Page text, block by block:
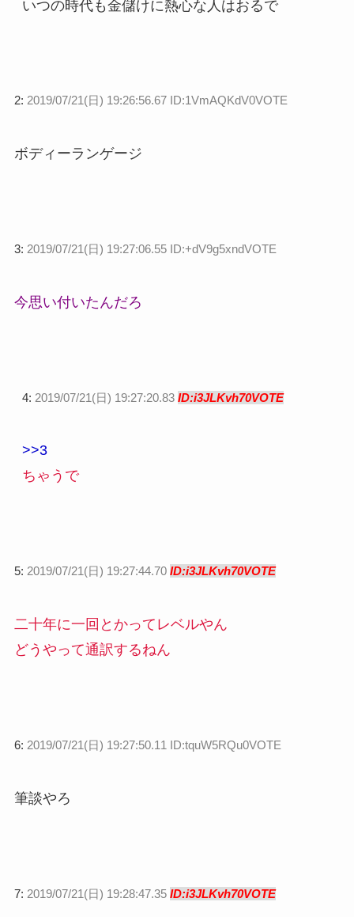
いつの時代も金儲けに熱心な人はおるで
2: 2019/07/21(日) 19:26:56.67 ID:1VmAQKdV0VOTE
ボディーランゲージ
3: 2019/07/21(日) 19:27:06.55 ID:+dV9g5xndVOTE
今思い付いたんだろ
4: 2019/07/21(日) 19:27:20.83 ID:i3JLKvh70VOTE
>>3
ちゃうで
5: 2019/07/21(日) 19:27:44.70 ID:i3JLKvh70VOTE
二十年に一回とかってレベルやん
どうやって通訳するねん
6: 2019/07/21(日) 19:27:50.11 ID:tquW5RQu0VOTE
筆談やろ
7: 2019/07/21(日) 19:28:47.35 ID:i3JLKvh70VOTE